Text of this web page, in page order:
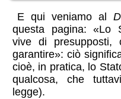
E qui veniamo al
questa pagina: «Lo
vive di presupposti,
garantire»: ciò
cioè, in pratica, lo
qualcosa, che
legge).